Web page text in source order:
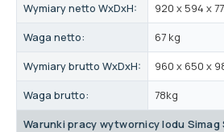
Wymiary netto WxDxH:
920 x 594 x
Waga netto:
67 kg
Wymiary brutto WxDxH:
960 x 650 x
Waga brutto:
78kg
Warunki pracy wytwornicy lodu Simag